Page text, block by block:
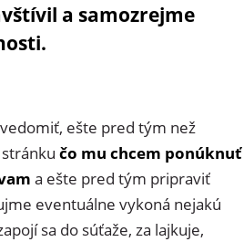
a samozrejme
ešte pred tým než
čo mu chcem ponúknuť
a ešte pred tým pripraviť
eventuálne vykoná nejakú
sa do súťaže, za lajkuje,